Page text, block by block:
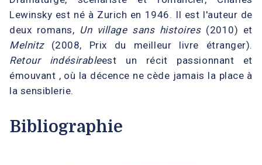
Lewinsky est né à Zurich en 1946. Il est l'auteur de
deux romans, Un village sans histoires(2010) et
Melnitz(2008, Prix du meilleur livre étranger).
Retour indésirableest un récit passionnant et
émouvant , où la décence ne cède jamais la place à
la sensiblerie.
Bibliographie